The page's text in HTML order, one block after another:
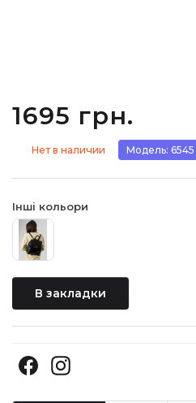
1695 грн.
Нет в наличии Модель: 6545
Інші кольори
В закладки